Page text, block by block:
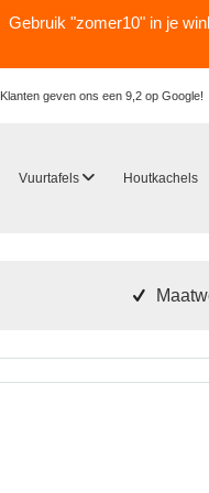
Klanten geven ons een 9,2 op Google!
Vuurtafels Houtkachels
Gebruik "zomer10" in je